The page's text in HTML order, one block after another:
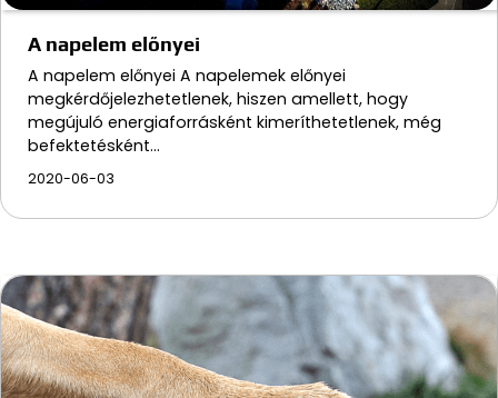
A napelem előnyei
A napelem előnyei A napelemek előnyei
megkérdőjelezhetetlenek, hiszen amellett, hogy
megújuló energiaforrásként kimeríthetetlenek, még
befektetésként…
2020-06-03